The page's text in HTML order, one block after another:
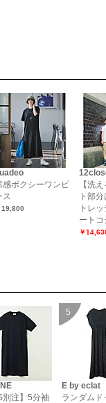
感ボクシーワンピ
ス
19,800
【洗
ト部
トレ
ート
￥
別注】5分袖
E by eclat
ランダムド